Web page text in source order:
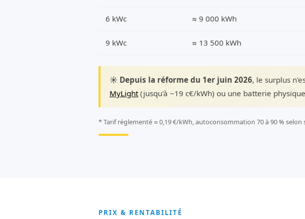
6 kWc ≈ 9 000 kWh
9 kWc ≈ 13 500 kWh
☀️ Depuis la réforme du 1er juin 2026, le surplus
MyLight(jusqu'à ~19 c€/kWh) ou une batterie
* Tarif réglementé ≈ 0,19 €/kWh, autoconsommation 70 à 90 % selon
PRIX & RENTABILITÉ